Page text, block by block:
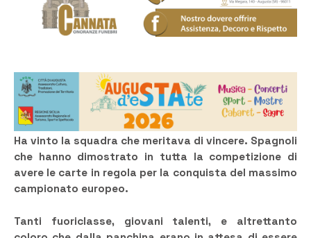
Ha vinto la squadra che meritava di vincere. Spagnoli
che hanno dimostrato in tutta la competizione di
avere le carte in regola per la conquista del massimo
campionato europeo.
Tanti fuoriclasse, giovani talenti, e altrettanto